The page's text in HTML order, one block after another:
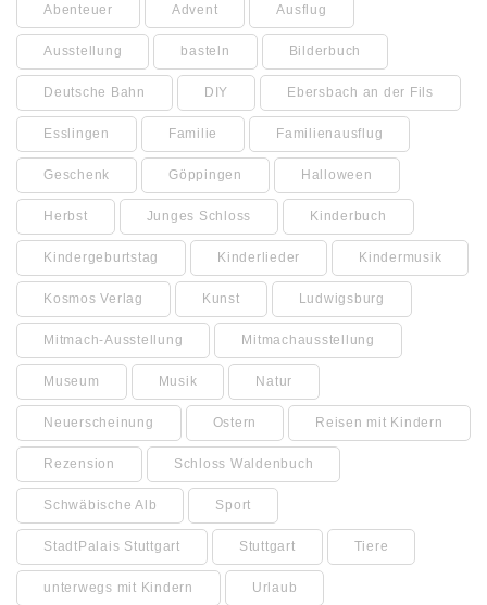
Abenteuer Advent Ausflug
Ausstellung basteln Bilderbuch
Deutsche Bahn DIY Ebersbach an der Fils
Esslingen Familie Familienausflug
Geschenk Göppingen Halloween
Herbst Junges Schloss Kinderbuch
Kindergeburtstag Kinderlieder Kindermusik
Kosmos Verlag Kunst Ludwigsburg
Mitmach-Ausstellung Mitmachausstellung
Museum Musik Natur
Neuerscheinung Ostern Reisen mit Kindern
Rezension Schloss Waldenbuch
Schwäbische Alb Sport
StadtPalais Stuttgart Stuttgart Tiere
unterwegs mit Kindern Urlaub